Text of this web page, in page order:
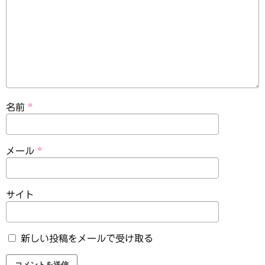
名前 *
メール *
サイト
新しい投稿をメールで受け取る